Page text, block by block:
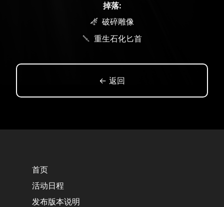
掉落:
破碎雕像
重生石化匕首
← 返回
首页
活动日程
发布版本说明